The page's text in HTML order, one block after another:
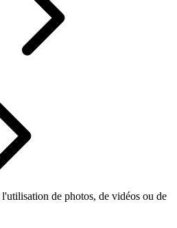
de photos, de vidéos ou de